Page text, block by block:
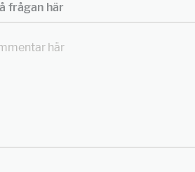
frågan här